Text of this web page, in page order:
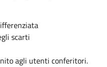
scarti
agli utenti conferitori.